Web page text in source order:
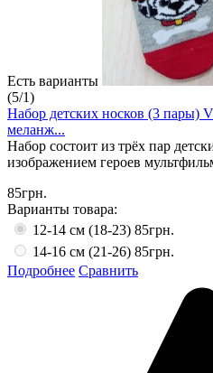
Есть варианты
(5/1)
Набор детских носков (3 пары)
меланж...
Набор состоит из трёх пар
изображением героев
85грн.
Варианты товара:
12-14 см (18-23) 85грн.
14-16 см (21-26) 85грн.
Подробнее Сравнить